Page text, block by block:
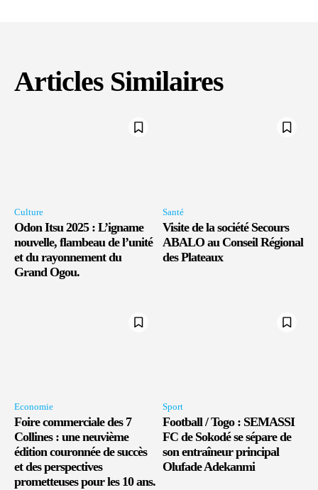
Articles Similaires
Culture
Odon Itsu 2025 : L’igname
nouvelle, flambeau de l’unité
et du rayonnement du
Grand Ogou.
Santé
Visite de la société Secours
ABALO au Conseil Régional
des Plateaux
Economie
Foire commerciale des 7
Collines : une neuvième
édition couronnée de succès
et des perspectives
prometteuses pour les 10 ans.
Sport
Football / Togo : SEMASSI
FC de Sokodé se sépare de
son entraîneur principal
Olufade Adekanmi